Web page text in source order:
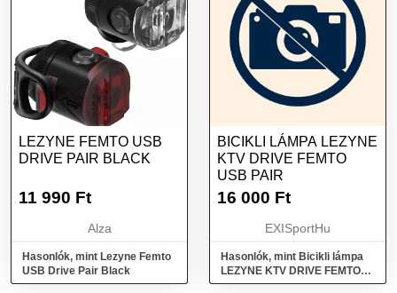
LEZYNE FEMTO USB
DRIVE PAIR BLACK
11 990 Ft
Alza
Hasonlók, mint Lezyne Femto
USB Drive Pair Black
BICIKLI LÁMPA LEZYNE
KTV DRIVE FEMTO
USB PAIR
16 000 Ft
EXISportHu
Hasonlók, mint Bicikli lámpa
LEZYNE KTV DRIVE FEMTO
USB PAIR